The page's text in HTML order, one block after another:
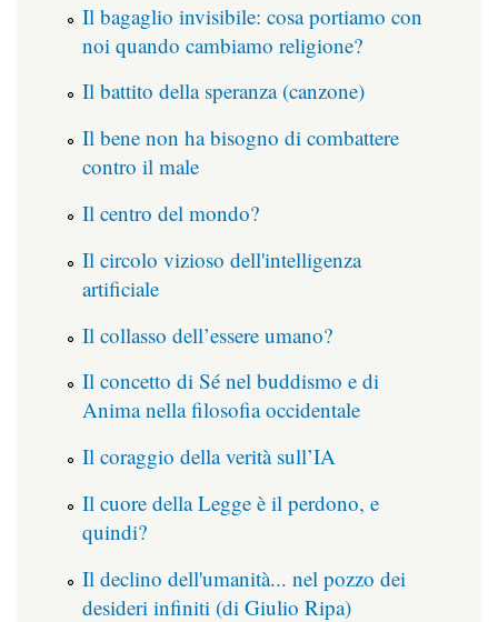
Il bagaglio invisibile: cosa portiamo con
noi quando cambiamo religione?
Il battito della speranza (canzone)
Il bene non ha bisogno di combattere
contro il male
Il centro del mondo?
Il circolo vizioso dell'intelligenza
artificiale
Il collasso dell’essere umano?
Il concetto di Sé nel buddismo e di
Anima nella filosofia occidentale
Il coraggio della verità sull’IA
Il cuore della Legge è il perdono, e
quindi?
Il declino dell'umanità... nel pozzo dei
desideri infiniti (di Giulio Ripa)